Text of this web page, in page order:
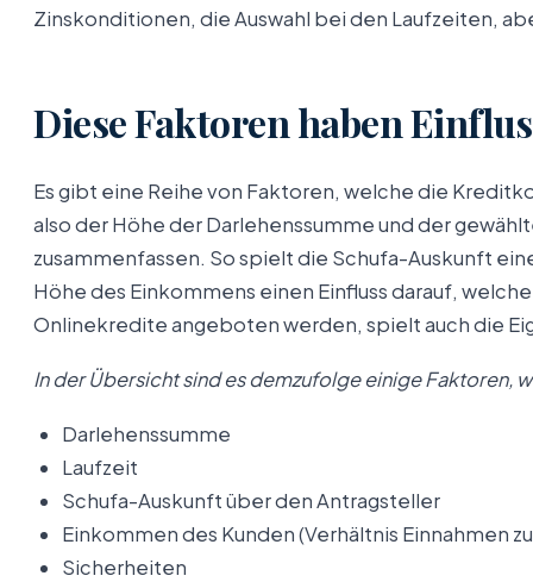
Zinskonditionen, die Auswahl bei den Laufzeiten,
Diese Faktoren haben
Es gibt eine Reihe von Faktoren, welche die
also der Höhe der Darlehenssumme und der
zusammenfassen. So spielt die Schufa-Auskunft
Höhe des Einkommens einen Einfluss darauf,
Onlinekredite angeboten werden, spielt auch die
In der Übersicht sind es demzufolge einige Faktoren,
Darlehenssumme
Laufzeit
Schufa-Auskunft über den Antragsteller
Einkommen des Kunden (Verhältnis Einnahmen
Sicherheiten